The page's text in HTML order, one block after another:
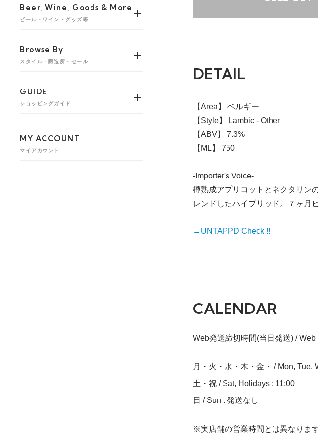
Beer, Wine, Goods & More
ビール・ワイン・グッズ等
Browse By
スタイル・醸造所・セール
GUIDE
ショッピングガイド
MY ACCOUNT
マイアカウント
DETAIL
【Area】 ベルギー
【Style】 Lambic - Other
【ABV】 7.3%
【ML】 750
-Importer's Voice-
樽熟成アプリコットとネクタリン
レンドしたハイブリッド。７ヶ月
→UNTAPPD Check !!
CALENDAR
Web発送締切時間(当日発送) /
月・火・水・木・金・ / Mon, Tue,
土・祝 / Sat, Holidays : 11:00
日 / Sun : 発送なし
※実店舗の営業時間とは異なりま